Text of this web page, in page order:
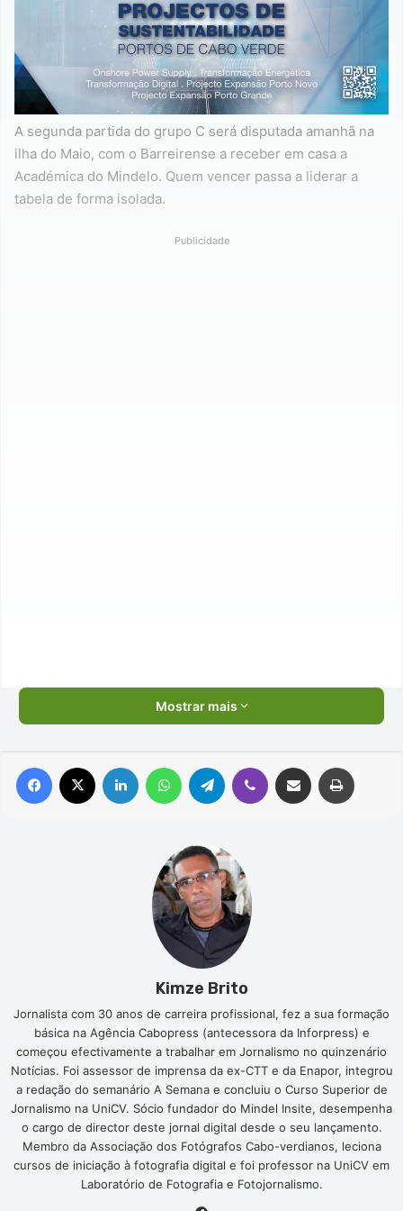
A segunda partida do grupo C será disputada amanhã na
ilha do Maio, com o Barreirense a receber em casa a
Académica do Mindelo. Quem vencer passa a liderar a
tabela de forma isolada.
Publicidade
Mostrar mais
Facebook Linkedin WhatsAppTelegram Viber Compartilhar via e-mail
Kimze Brito
Jornalista com 30 anos de carreira profissional, fez a sua formação
básica na Agência Cabopress (antecessora da Inforpress) e
começou efectivamente a trabalhar em Jornalismo no quinzenário
Notícias. Foi assessor de imprensa da ex-CTT e da Enapor, integrou
a redação do semanário A Semana e concluiu o Curso Superior de
Jornalismo na UniCV. Sócio fundador do Mindel Insite, desempenha
o cargo de director deste jornal digital desde o seu lançamento.
Membro da Associação dos Fotógrafos Cabo-verdianos, leciona
cursos de iniciação à fotografia digital e foi professor na UniCV em
Laboratório de Fotografia e Fotojornalismo.